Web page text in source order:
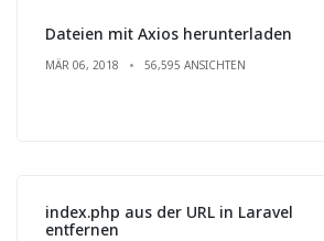
Dateien mit Axios herunterladen
MÄR 06, 2018 56,595 ANSICHTEN
index.php aus der URL in Laravel
entfernen